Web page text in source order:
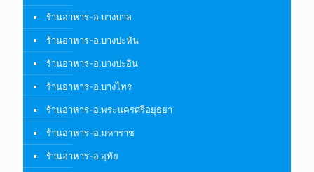
ร้านอาหาร-อ.บางบาล
ร้านอาหาร-อ.บางปะหัน
ร้านอาหาร-อ.บางปะอิน
ร้านอาหาร-อ.บางไทร
ร้านอาหาร-อ.พระนครศรีอยุธยา
ร้านอาหาร-อ.มหาราช
ร้านอาหาร-อ.อุทัย